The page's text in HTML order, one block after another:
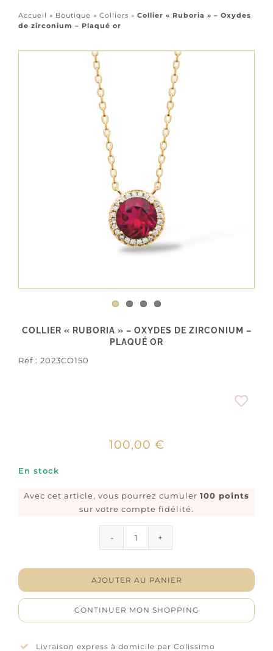
Accessoires
Tous les bijoux
Accueil » Boutique » Colliers » Collier « Ruboria » – Oxydes
de zirconium – Plaqué or
COLLIER « RUBORIA » – OXYDES DE ZIRCONIUM –
PLAQUÉ OR
Réf : 2023CO150
100,00 €
En stock
Avec cet article, vous pourrez cumuler 100 points
sur votre compte fidélité.
"Ruboria"
-
Oxydes
AJOUTER AU PANIER
CONTINUER MON SHOPPING
Livraison express à domicile par Colissimo